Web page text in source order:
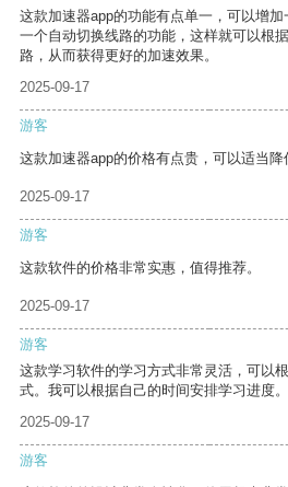
这款加速器app的功能有点单一，可以增
一个自动切换线路的功能，这样就可以根
路，从而获得更好的加速效果。
2025-09-17
游客
这款加速器app的价格有点贵，可以适当降
2025-09-17
游客
这款软件的价格非常实惠，值得推荐。
2025-09-17
游客
这款学习软件的学习方式非常灵活，可以
式。我可以根据自己的时间安排学习进度。
2025-09-17
游客